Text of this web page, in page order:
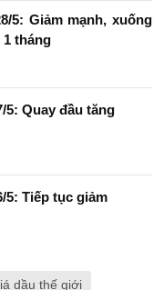
5: Giảm mạnh, xuống
tháng
5: Quay đầu tăng
5: Tiếp tục giảm
dầu thế giới